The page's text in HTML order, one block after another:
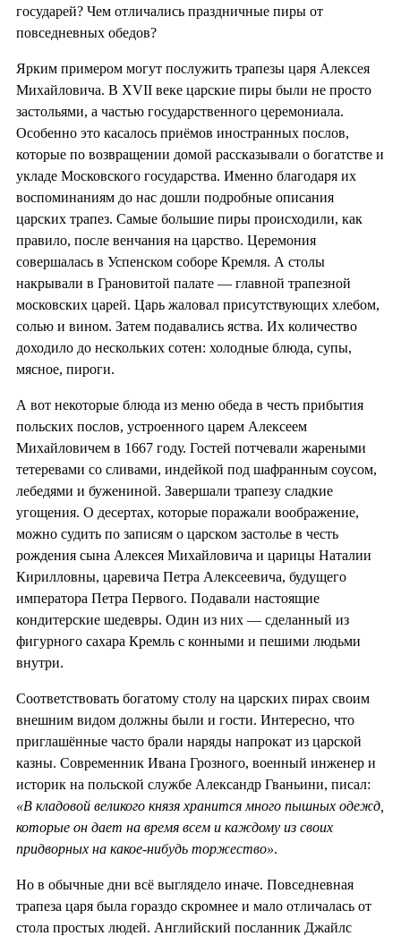
государей? Чем отличались праздничные пиры от
повседневных обедов?
Ярким примером могут послужить трапезы царя Алексея
Михайловича. В XVII веке царские пиры были не просто
застольями, а частью государственного церемониала.
Особенно это касалось приёмов иностранных послов,
которые по возвращении домой рассказывали о богатстве и
укладе Московского государства. Именно благодаря их
воспоминаниям до нас дошли подробные описания
царских трапез. Самые большие пиры происходили, как
правило, после венчания на царство. Церемония
совершалась в Успенском соборе Кремля. А столы
накрывали в Грановитой палате — главной трапезной
московских царей. Царь жаловал присутствующих хлебом,
солью и вином. Затем подавались яства. Их количество
доходило до нескольких сотен: холодные блюда, супы,
мясное, пироги.
А вот некоторые блюда из меню обеда в честь прибытия
польских послов, устроенного царем Алексеем
Михайловичем в 1667 году. Гостей потчевали жареными
тетеревами со сливами, индейкой под шафранным соусом,
лебедями и бужениной. Завершали трапезу сладкие
угощения. О десертах, которые поражали воображение,
можно судить по записям о царском застолье в честь
рождения сына Алексея Михайловича и царицы Наталии
Кирилловны, царевича Петра Алексеевича, будущего
императора Петра Первого. Подавали настоящие
кондитерские шедевры. Один из них — сделанный из
фигурного сахара Кремль с конными и пешими людьми
внутри.
Соответствовать богатому столу на царских пирах своим
внешним видом должны были и гости. Интересно, что
приглашённые часто брали наряды напрокат из царской
казны. Современник Ивана Грозного, военный инженер и
историк на польской службе Александр Гваньини, писал:
«В кладовой великого князя хранится много пышных одежд,
которые он дает на время всем и каждому из своих
придворных на какое-нибудь торжество».
Но в обычные дни всё выглядело иначе. Повседневная
трапеза царя была гораздо скромнее и мало отличалась от
стола простых людей. Английский посланник Джайлс